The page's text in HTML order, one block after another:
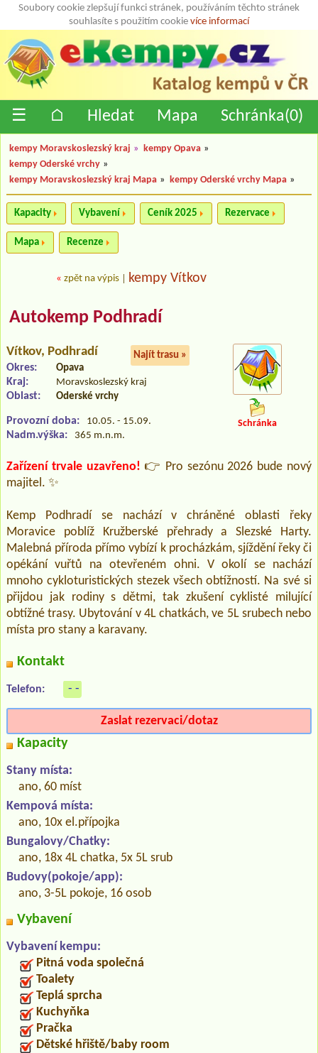
Soubory cookie zlepšují funkci stránek, používáním těchto stránek
souhlasíte s použitím cookie více informací
☰ ⌂ Hledat Mapa Schránka(0)
kempy Moravskoslezský kraj » kempy Opava »
kempy Oderské vrchy »
kempy Moravskoslezský kraj Mapa » kempy Oderské vrchy Mapa »
Kapacity Vybavení Ceník 2025 Rezervace
Mapa Recenze
« zpět na výpis kempy Vítkov
Autokemp Podhradí
Vítkov, Podhradí Najít trasu »
Okres: Opava
Kraj: Moravskoslezský kraj
Oblast: Oderské vrchy
Provozní doba: 10.05. - 15.09.
Nadm.výška: 365 m.n.m.
Schránka
Zařízení trvale uzavřeno! 👉 Pro sezónu 2026 bude nový
majitel. ✨
Kemp Podhradí se nachází v chráněné oblasti řeky
Moravice poblíž Kružberské přehrady a Slezské Harty.
Malebná příroda přímo vybízí k procházkám, sjíždění řeky či
opékání vuřtů na otevřeném ohni. V okolí se nachází
mnoho cykloturistických stezek všech obtížností. Na své si
přijdou jak rodiny s dětmi, tak zkušení cyklisté milující
obtížné trasy. Ubytování v 4L chatkách, ve 5L srubech nebo
místa pro stany a karavany.
Kontakt
Telefon: - -
Zaslat rezervaci/dotaz
Kapacity
Stany místa:
ano, 60 míst
Kempová místa:
ano, 10x el.přípojka
Bungalovy/Chatky:
ano, 18x 4L chatka, 5x 5L srub
Budovy(pokoje/app):
ano, 3-5L pokoje, 16 osob
Vybavení
Vybavení kempu:
Pitná voda společná
Toalety
Teplá sprcha
Kuchyňka
Pračka
Dětské hřiště/baby room